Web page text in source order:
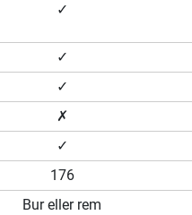
✓
✓
✓
✗
✓
176
Bur eller rem